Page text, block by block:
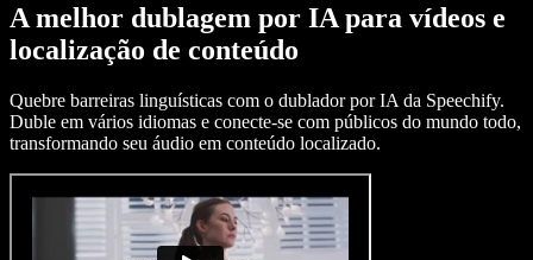
A melhor dublagem por IA para vídeos e
localização de conteúdo
Quebre barreiras linguísticas com o dublador por IA da Speechify.
Duble em vários idiomas e conecte-se com públicos do mundo todo,
transformando seu áudio em conteúdo localizado.